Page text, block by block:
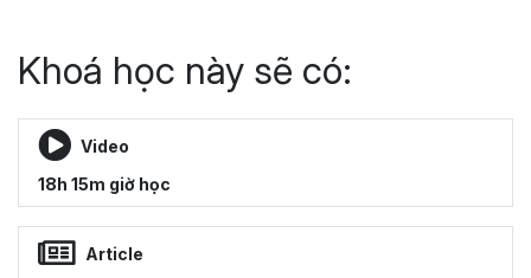
Khoá học này sẽ có:
Video
18h 15m giờ học
Article